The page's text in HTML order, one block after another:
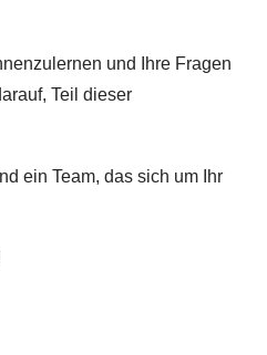
und Ihre Fragen
Teil dieser
ein Team, das sich um Ihr